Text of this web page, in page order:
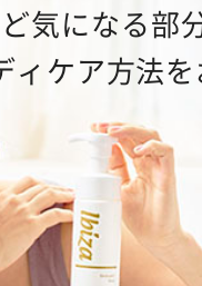
ショッピ
気になる部
ィケア方法